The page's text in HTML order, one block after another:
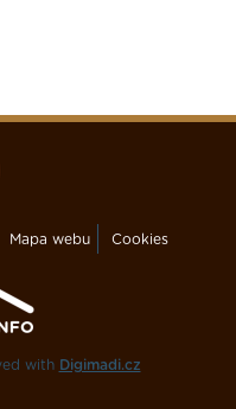
Mapa webu Cookies
with Digimadi.cz